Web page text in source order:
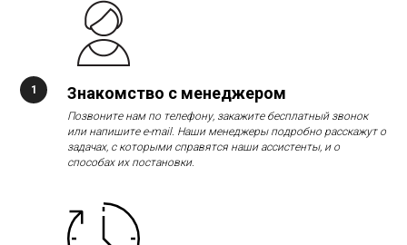
Знакомство с менеджером
Позвоните нам по телефону, закажите бесплатный звонок
или напишите e-mail. Наши менеджеры подробно расскажут о
задачах, с которыми справятся наши ассистенты, и о
способах их постановки.